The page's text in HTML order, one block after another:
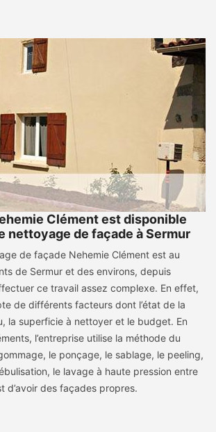
Clément est disponible
nettoyage de façade à Sermur
de façade Nehemie Clément est au
de Sermur et des environs, depuis
ce travail assez complexe. En effet,
de différents facteurs dont l’état de la
la superficie à nettoyer et le budget. En
l’entreprise utilise la méthode du
le ponçage, le sablage, le peeling,
le lavage à haute pression entre
d’avoir des façades propres.